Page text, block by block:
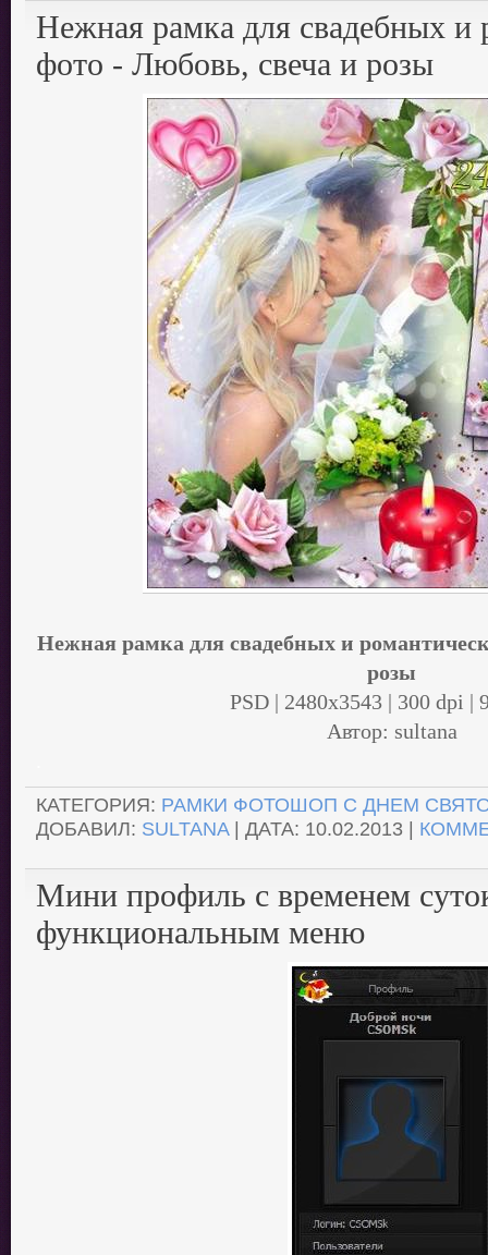
Нежная рамка для свадебных и
фото - Любовь, свеча и розы
Нежная рамка для свадебных и
розы
PSD | 2480x3543 | 300 dpi |
Автор: sultana
КАТЕГОРИЯ: РАМКИ ФОТОШОП С ДНЕМ
ДОБАВИЛ: SULTANA| ДАТА: 10.02.2013 |
Мини профиль с временем
функциональным меню